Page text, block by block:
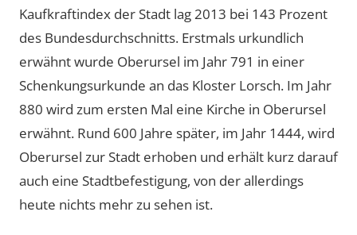
Kaufkraftindex der Stadt lag 2013 bei 143 Prozent
des Bundesdurchschnitts. Erstmals urkundlich
erwähnt wurde Oberursel im Jahr 791 in einer
Schenkungsurkunde an das Kloster Lorsch. Im Jahr
880 wird zum ersten Mal eine Kirche in Oberursel
erwähnt. Rund 600 Jahre später, im Jahr 1444, wird
Oberursel zur Stadt erhoben und erhält kurz darauf
auch eine Stadtbefestigung, von der allerdings
heute nichts mehr zu sehen ist.